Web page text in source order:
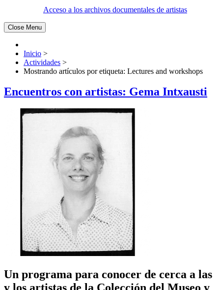
Acceso a los archivos documentales de artistas
Close Menu
Inicio >
Actividades >
Mostrando artículos por etiqueta: Lectures and workshops
Encuentros con artistas: Gema Intxausti
Un programa para conocer de cerca a las